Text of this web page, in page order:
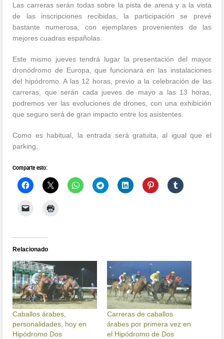
Las carreras serán todas sobre la pista de arena y a la vista
de las inscripciones recibidas, la participación se prevé
bastante numerosa, con ejemplares provenientes de las
mejores cuadras españolas.
Este mismo jueves tendrá lugar la presentación del mayor
dronódromo de Europa, que funcionará en las instalaciones
del hipódromo. A las 12 horas, previo a la celebración de las
carreras, que serán cada jueves de mayo a las 13 horas,
podremos ver las evoluciones de drones, con una exhibición
que seguro será de gran impacto entre los asistentes.
Como es habitual, la entrada será gratuita, al igual que el
parking.
Comparte esto:
Relacionado
Caballos árabes,
personalidades, hoy en
Hipódromo Dos
Carreras de caballos
árabes por primera vez en
el Hipódromo de Dos